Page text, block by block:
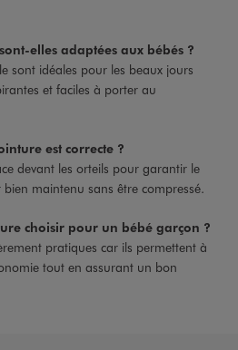
elles adaptées aux bébés ?
sont idéales pour les beaux jours
et faciles à porter au
est correcte ?
devant les orteils pour garantir le
maintenu sans être compressé.
choisir pour un bébé garçon ?
pratiques car ils permettent à
tout en assurant un bon